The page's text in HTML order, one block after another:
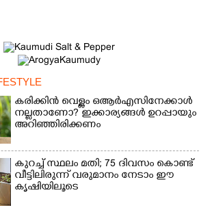
കരിക്കിൻ വെള്ളം ഒആർഎസിനേക്കാൾ
നല്ലതാണോ? ഇക്കാര്യങ്ങൾ ഉറപ്പായും
അറിഞ്ഞിരിക്കണം
കുറച്ച് സ്ഥലം മതി; 75 ദിവസം കൊണ്ട്
വീട്ടിലിരുന്ന് വരുമാനം നേടാം ഈ
കൃഷിയിലൂടെ